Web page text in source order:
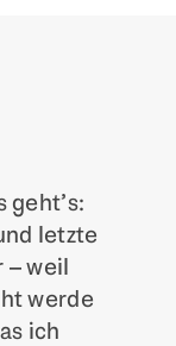
letzte
– weil
werde
ich